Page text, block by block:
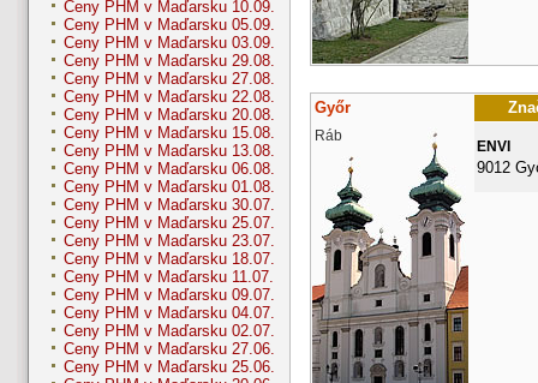
Ceny PHM v Maďarsku 10.09.
Ceny PHM v Maďarsku 05.09.
Ceny PHM v Maďarsku 03.09.
Ceny PHM v Maďarsku 29.08.
Ceny PHM v Maďarsku 27.08.
Ceny PHM v Maďarsku 22.08.
Ceny PHM v Maďarsku 20.08.
Ceny PHM v Maďarsku 15.08.
Ceny PHM v Maďarsku 13.08.
Ceny PHM v Maďarsku 06.08.
Ceny PHM v Maďarsku 01.08.
Ceny PHM v Maďarsku 30.07.
Ceny PHM v Maďarsku 25.07.
Ceny PHM v Maďarsku 23.07.
Ceny PHM v Maďarsku 18.07.
Ceny PHM v Maďarsku 11.07.
Ceny PHM v Maďarsku 09.07.
Ceny PHM v Maďarsku 04.07.
Ceny PHM v Maďarsku 02.07.
Ceny PHM v Maďarsku 27.06.
Ceny PHM v Maďarsku 25.06.
Győr
Ráb
ENVI
9012